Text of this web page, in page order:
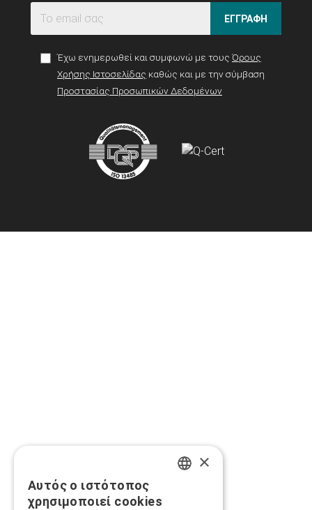
ΕΓΓΡΑΦΗ
Έχω ενημερωθεί και συμφωνώ με τους Όρους
Χρήσης Ιστοσελίδας καθώς και με την σύμβαση
Προστασίας Προσωπικών Δεδομένων
×
Αυτός ο ιστότοπος
χρησιμοποιεί cookies